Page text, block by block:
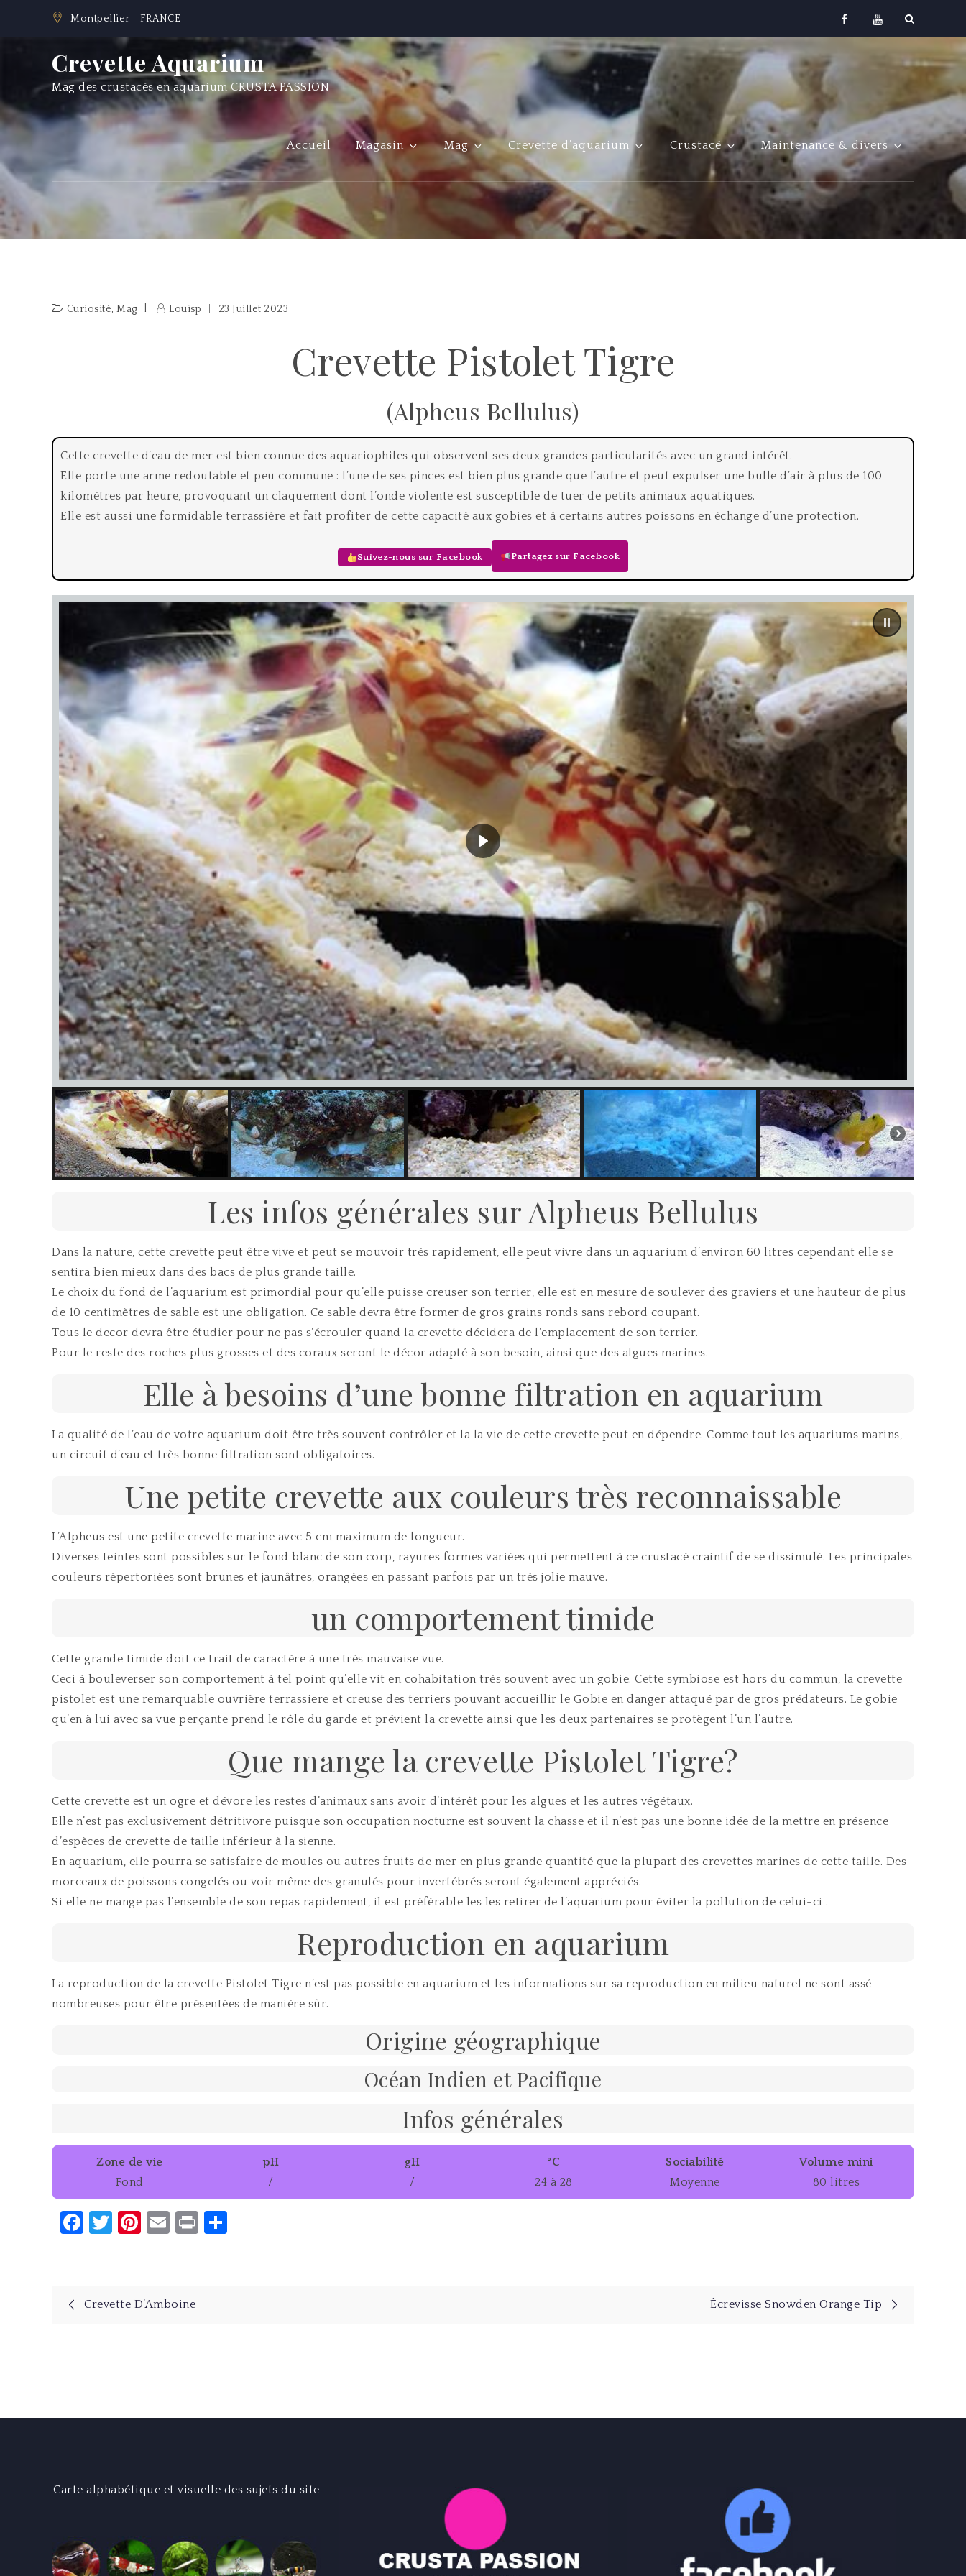
Montpellier - FRANCE FacebookYoutube
Crevette Aquarium
Mag des crustacés en aquarium CRUSTA PASSION
Accueil Magasin Mag Crevette d’aquarium Crustacé Maintenance & divers
Curiosité, Mag Louisp 23 Juillet 2023
Crevette Pistolet Tigre
(Alpheus Bellulus)
Cette crevette d’eau de mer est bien connue des aquariophiles qui observent ses deux grandes particularités avec un grand intérêt.
Elle porte une arme redoutable et peu commune : l’une de ses pinces est bien plus grande que l’autre et peut expulser une bulle d’air à plus de 100
kilomètres par heure, provoquant un claquement dont l’onde violente est susceptible de tuer de petits animaux aquatiques.
Elle est aussi une formidable terrassière et fait profiter de cette capacité aux gobies et à certains autres poissons en échange d’une protection.
Suivez-nous sur Facebook Partagez sur Facebook
Les infos générales sur Alpheus Bellulus
Dans la nature, cette crevette peut être vive et peut se mouvoir très rapidement, elle peut vivre dans un aquarium d’environ 60 litres cependant elle se
sentira bien mieux dans des bacs de plus grande taille.
Le choix du fond de l’aquarium est primordial pour qu’elle puisse creuser son terrier, elle est en mesure de soulever des graviers et une hauteur de plus
de 10 centimètres de sable est une obligation. Ce sable devra être former de gros grains ronds sans rebord coupant.
Tous le decor devra être étudier pour ne pas s’écrouler quand la crevette décidera de l’emplacement de son terrier.
Pour le reste des roches plus grosses et des coraux seront le décor adapté à son besoin, ainsi que des algues marines.
Elle à besoins d’une bonne filtration en aquarium
La qualité de l’eau de votre aquarium doit être très souvent contrôler et la la vie de cette crevette peut en dépendre. Comme tout les aquariums marins,
un circuit d’eau et très bonne filtration sont obligatoires.
Une petite crevette aux couleurs très reconnaissable
L’Alpheus est une petite crevette marine avec 5 cm maximum de longueur.
Diverses teintes sont possibles sur le fond blanc de son corp, rayures formes variées qui permettent à ce crustacé craintif de se dissimulé. Les principales
couleurs répertoriées sont brunes et jaunâtres, orangées en passant parfois par un très jolie mauve.
un comportement timide
Cette grande timide doit ce trait de caractère à une très mauvaise vue.
Ceci à bouleverser son comportement à tel point qu’elle vit en cohabitation très souvent avec un gobie. Cette symbiose est hors du commun, la crevette
pistolet est une remarquable ouvrière terrassiere et creuse des terriers pouvant accueillir le Gobie en danger attaqué par de gros prédateurs. Le gobie
qu’en à lui avec sa vue perçante prend le rôle du garde et prévient la crevette ainsi que les deux partenaires se protègent l’un l’autre.
Que mange la crevette Pistolet Tigre?
Cette crevette est un ogre et dévore les restes d’animaux sans avoir d’intérêt pour les algues et les autres végétaux.
Elle n’est pas exclusivement détritivore puisque son occupation nocturne est souvent la chasse et il n’est pas une bonne idée de la mettre en présence
d’espèces de crevette de taille inférieur à la sienne.
En aquarium, elle pourra se satisfaire de moules ou autres fruits de mer en plus grande quantité que la plupart des crevettes marines de cette taille. Des
morceaux de poissons congelés ou voir même des granulés pour invertébrés seront également appréciés.
Si elle ne mange pas l’ensemble de son repas rapidement, il est préférable les les retirer de l’aquarium pour éviter la pollution de celui-ci .
Reproduction en aquarium
La reproduction de la crevette Pistolet Tigre n’est pas possible en aquarium et les informations sur sa reproduction en milieu naturel ne sont assé
nombreuses pour être présentées de manière sûr.
Origine géographique
Océan Indien et Pacifique
Infos générales
Zone de vie pH gH °C Sociabilité
Volume mini
Fond
/ / 24 à 28 Moyenne 80 litres
Facebook
Twitter
Pinterest
EmailPrint
Navigation
Crevette D’Amboine Écrevisse Snowden Orange Tip
Carte alphabétique et visuelle des sujets du site